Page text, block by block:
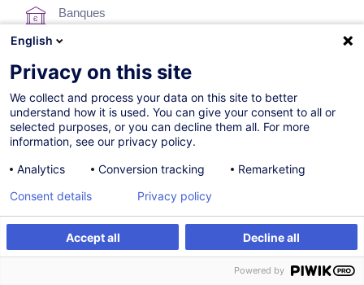
S'inscrire Formation sur mesure
Banques
En collaboration avec:
8h
Formation présentielle
English
Privacy on this site
We collect and process your data on this site to better
understand how it is used. You can give your consent to all or
selected purposes, or you can decline them all. For more
information, see our privacy policy.
Analytics
Conversion tracking Remarketing
Accept all Decline all
Consent details Privacy policy
Powered by